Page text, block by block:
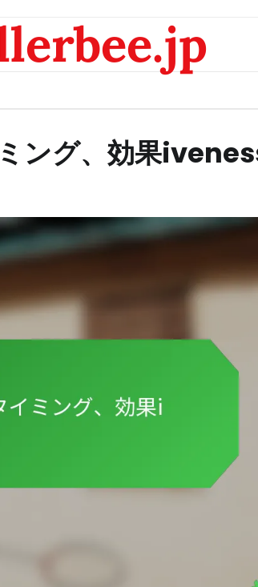
ング、効果